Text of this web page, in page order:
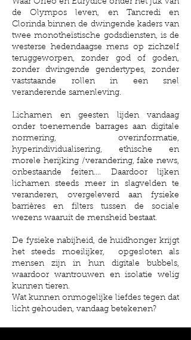
Waar Orfeo en Eurydice onder het juk van
de Olympos leven, en Tancredi en
Clorinda binnen de dwingende kaders van
twee monotheïstische godsdiensten, is de
westerse hedendaagse mens op zichzelf
teruggeworpen, zonder god of goden,
zonder dwingende gendertypes, zonder
vaststaande rollen in een snel
veranderende samenleving.
Lichamen en geesten lijden vandaag
onder toenemende barrages aan digitale
normering, overinformatie,
hyperindividualisering, ethische en
morele herijking /verandering, fake news,
onbestaande feiten.... Daardoor lijken
lichamen steeds meer in slagvelden te
veranderen, overgeleverd aan fysieke
barrières en filters tussen de sociale
wezens waaruit de mensheid bestaat.
De fysieke nabijheid, de huidhonger krijgt
het steeds moeilijker, opgesloten als
mensen zijn in hun digitale bubbels,
waardoor wantrouwen en isolatie welig
kunnen tieren.
Wat kunnen onmogelijke liefdes tegen dat
licht gehouden, vandaag betekenen?